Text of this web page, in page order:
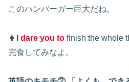
このハンバーガー巨大だね。
👩 I dare you to finish the whole
完食してみなよ。